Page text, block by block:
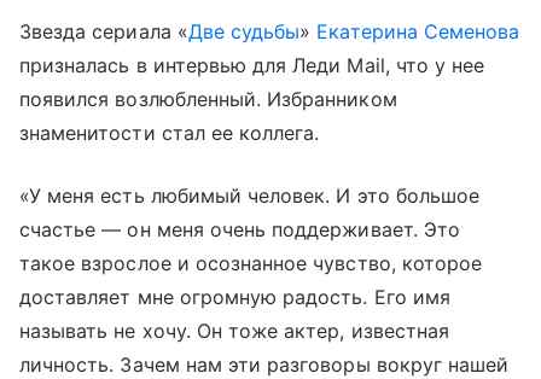
Звезда сериала «Две судьбы» Екатерина Семенова
призналась в интервью для Леди Mail, что у нее
появился возлюбленный. Избранником
знаменитости стал ее коллега.
«У меня есть любимый человек. И это большое
счастье — он меня очень поддерживает. Это
такое взрослое и осознанное чувство, которое
доставляет мне огромную радость. Его имя
называть не хочу. Он тоже актер, известная
личность. Зачем нам эти разговоры вокруг нашей